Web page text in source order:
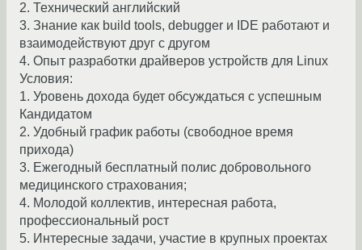
2. Технический английский
3. Знание как build tools, debugger и IDE работают и
взаимодействуют друг с другом
4. Опыт разработки драйверов устройств для Linux
Условия:
1. Уровень дохода будет обсуждаться с успешным
Кандидатом
2. Удобный график работы (свободное время
прихода)
3. Ежегодный бесплатный полис добровольного
медицинского страхования;
4. Молодой коллектив, интересная работа,
профессиональный рост
5. Интересные задачи, участие в крупных проектах